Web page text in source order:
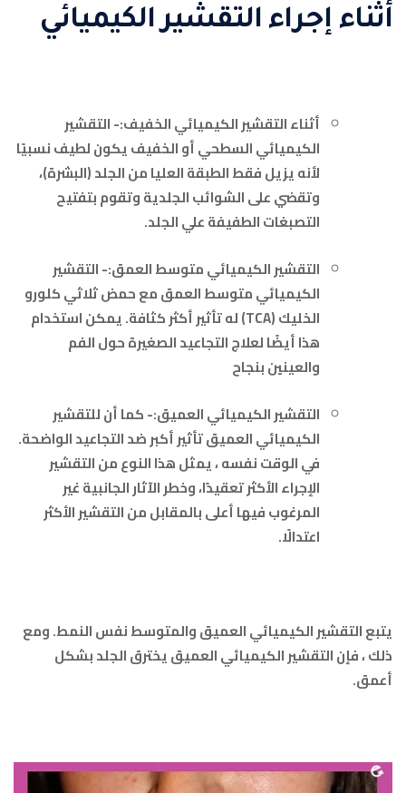
أثناء إجراء التقشير الكيميائي
أثناء التقشير الكيميائي الخفيف:-التقشير
الكيميائي السطحي أو الخفيف يكون لطيف نسبيًا
لأنه يزيل فقط الطبقة العليا من الجلد (البشرة)،
وتقضي على الشوائب الجلدية وتقوم بتفتيح
التصبغات الطفيفة علي الجلد.
التقشير الكيميائي متوسط ​​العمق:- التقشير
الكيميائي متوسط ​​العمق مع حمض ثلاثي كلورو
الخليك (TCA) له تأثير أكثر كثافة. يمكن استخدام
هذا أيضًا لعلاج التجاعيد الصغيرة حول الفم
والعينين بنجاح
التقشير الكيميائي العميق:-كما أن للتقشير
الكيميائي العميق تأثير أكبر ضد التجاعيد الواضحة.
في الوقت نفسه ، يمثل هذا النوع من التقشير
الإجراء الأكثر تعقيدًا، وخطر الآثار الجانبية غير
المرغوب فيها أعلى بالمقابل من التقشير الأكثر
اعتدالًا.
يتبع التقشير الكيميائي العميق والمتوسط ​​نفس النمط. ومع
ذلك ، فإن التقشير الكيميائي العميق يخترق الجلد بشكل
أعمق.